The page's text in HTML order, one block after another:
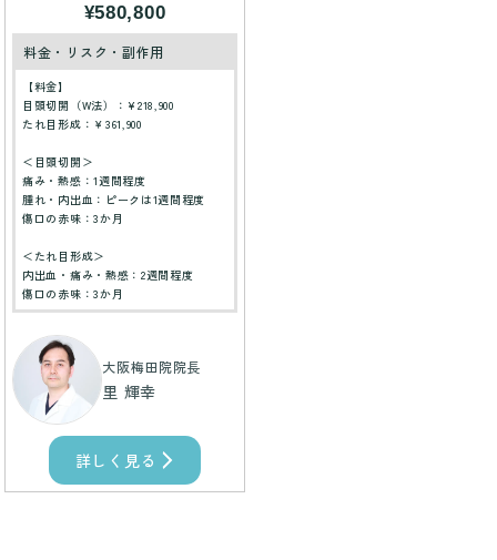
¥580,800
料金・リスク・副作用
【料金】
目頭切開（W法）：¥218,900
たれ目形成：￥361,900
＜目頭切開＞
痛み・熱感：1週間程度
腫れ・内出血：ピークは1週間程度
傷口の赤味：3か月
＜たれ目形成＞
内出血・痛み・熱感：2週間程度
傷口の赤味：3か月
大阪梅田院院長
里 輝幸
詳しく見る